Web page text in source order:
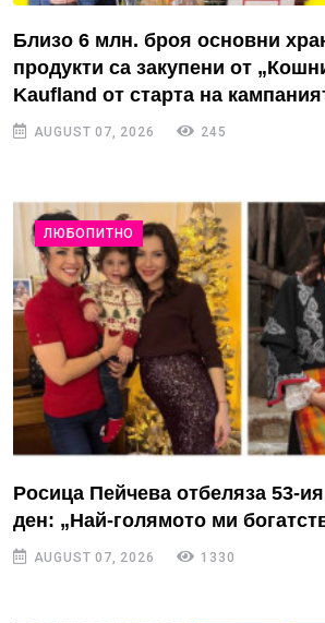
Близо 6 млн. броя основни
продукти са закупени от
Kaufland от старта на
AUGUST 07, 2026 245
ЛЮБОПИТНО
Росица Пейчева отбеляза 53-
ден: „Най-голямото ми
AUGUST 07, 2026 1330